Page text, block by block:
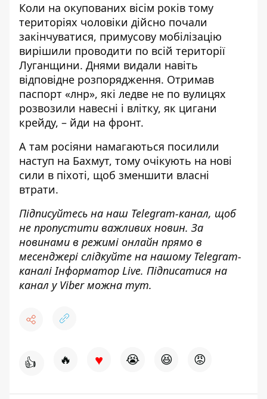
Коли на окупованих вісім років тому
територіях чоловіки дійсно почали
закінчуватися, примусову мобілізацію
вирішили проводити по всій території
Луганщини. Днями видали навіть
відповідне розпорядження. Отримав
паспорт «лнр», які ледве не по вулицях
розвозили навесні і влітку, як цигани
крейду, – йди на фронт.
А там росіяни намагаються посилили
наступ на Бахмут, тому очікують на нові
сили в піхоті, щоб зменшити власні
втрати.
Підписуйтесь на наш Telegram-канал, щоб
не пропустити важливих новин. За
новинами в режимі онлайн прямо в
месенджері слідкуйте на нашому Telegram-
каналіІнформатор Live. Підписатися на
канал у Viber можна тут.
👍 🔥 ♥ 😭 😆 😡